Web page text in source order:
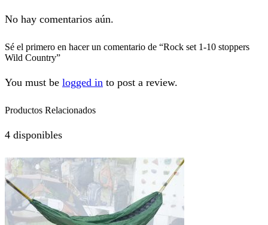
No hay comentarios aún.
Sé el primero en hacer un comentario de “Rock set 1-10 stoppers
Wild Country”
You must be logged in to post a review.
Productos Relacionados
4 disponibles